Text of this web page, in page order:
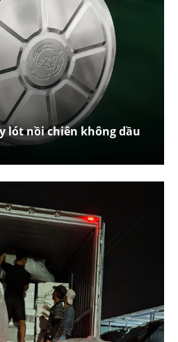
lót nồi chiên không dầu